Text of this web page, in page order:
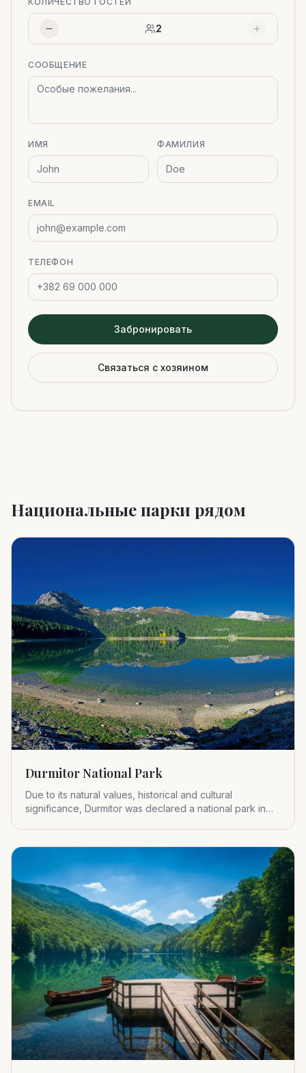
2
СООБЩЕНИЕ
ИМЯ ФАМИЛИЯ
EMAIL
ТЕЛЕФОН
Забронировать
Связаться с хозяином
Национальные парки рядом
Durmitor National Park
Due to its natural values, historical and cultural
significance, Durmitor was declared a national park in